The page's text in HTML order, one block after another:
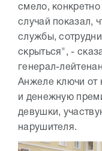
смело,
случай показал,
службы,
скрыться", -
генерал-
Анжеле ключи от
и денежную
девушки,
нарушителя.